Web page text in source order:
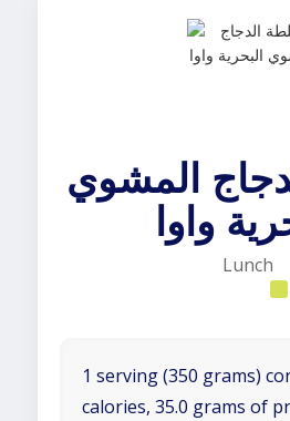
المشوي
واوا
Lunch
1 serving (350 grams)
calories, 35.0 grams of